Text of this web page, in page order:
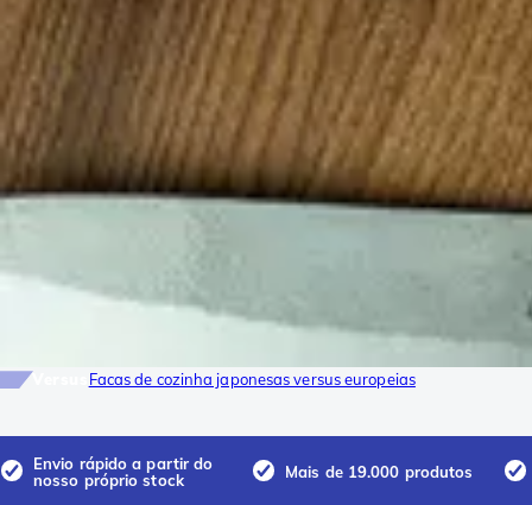
Facas de cozinha japonesas versus europeias
Envio rápido a partir do
nosso próprio stock
Mais de 19.000 produtos